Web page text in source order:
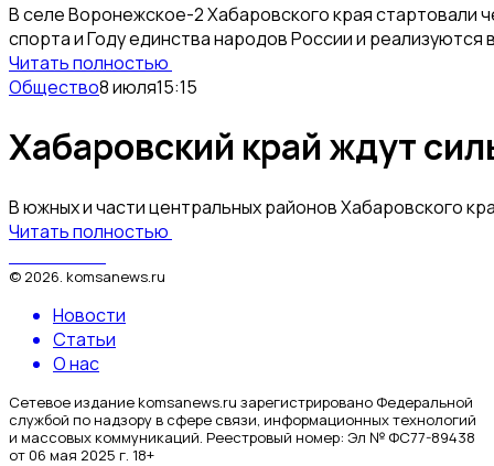
В селе Воронежское-2 Хабаровского края стартовали
спорта и Году единства народов России и
Читать полностью
Общество8 июля15:15
Хабаровский край ждут
В южных и части центральных районов Хабаровского
Читать полностью
© 2026 komsanews.ru
Новости
Статьи
О нас
Сетевое издание komsanews.ru зарегистрировано Федеральной
службой по надзору в сфере связи, информационных технологий
и массовых коммуникаций. Реестровый номер: Эл № ФС77-89438
от 06 мая 2025 г. 18+